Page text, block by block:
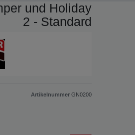
und Holiday
2 - Standard
Artikelnummer GN0200